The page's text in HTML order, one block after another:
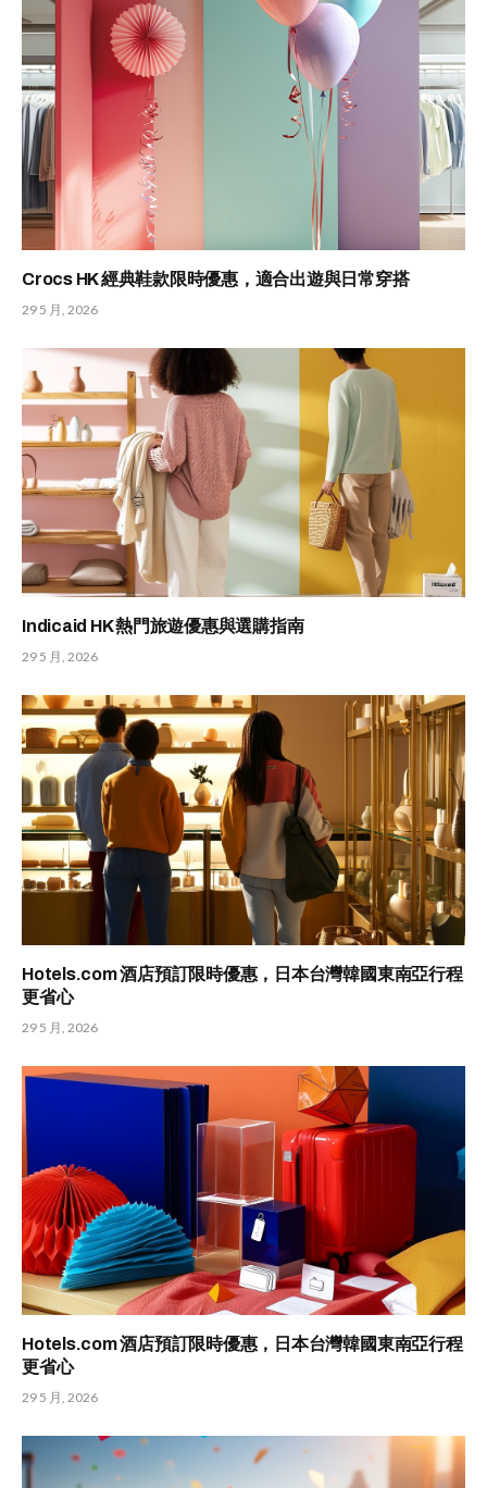
Crocs HK 經典鞋款限時優惠，適合出遊與日常穿搭
29 5 月, 2026
Indicaid HK 熱門旅遊優惠與選購指南
29 5 月, 2026
Hotels.com 酒店預訂限時優惠，日本台灣韓國東南亞行程
更省心
29 5 月, 2026
Hotels.com 酒店預訂限時優惠，日本台灣韓國東南亞行程
更省心
29 5 月, 2026